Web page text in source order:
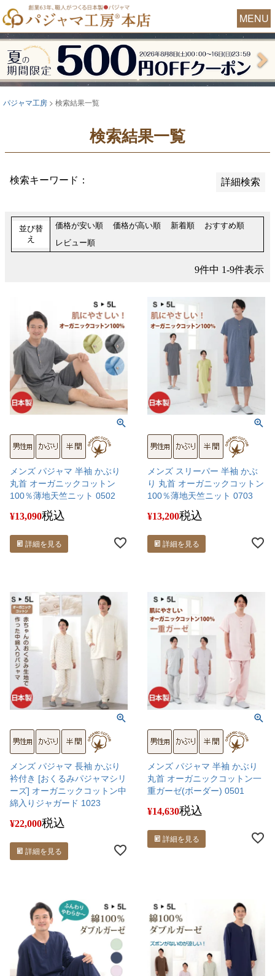
MENU
パジャマ工房 検索結果一覧
検索結果一覧
検索キーワード： 詳細検索
並び順
新着順
おすすめ順
レビュー順
検索
並び替
え
価格が安い順 価格が高い順 新着順
おすすめ順
レビュー順
9件中 1-9件表示
メンズ パジャマ 半袖 かぶり
丸首 オーガニックコットン
100％薄地天竺ニット 0502
¥13,090税込
詳細を見る
メンズ スリーパー 半袖 かぶ
り 丸首 オーガニックコットン
100％薄地天竺ニット 0703
¥13,200税込
詳細を見る
メンズ パジャマ 長袖 かぶり
衿付き [おくるみパジャマシリ
ーズ] オーガニックコットン中
綿入りジャガード 1023
¥22,000税込
詳細を見る
メンズ パジャマ 半袖 かぶり
丸首 オーガニックコットン一
重ガーゼ(ボーダー) 0501
¥14,630税込
詳細を見る